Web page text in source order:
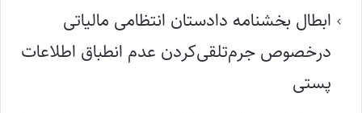
ابطال بخشنامه دادستان انتظامی مالیاتی
درخصوص جرم‌تلقی‌کردن عدم انطباق اطلاعات
پستی